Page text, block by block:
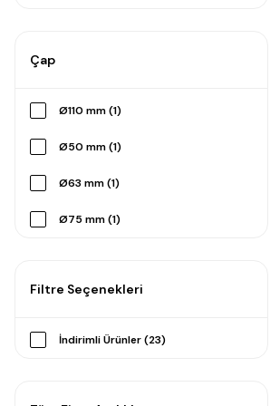
Çap
Ø110 mm (1)
Ø50 mm (1)
Ø63 mm (1)
Ø75 mm (1)
Filtre Seçenekleri
İndirimli Ürünler (23)